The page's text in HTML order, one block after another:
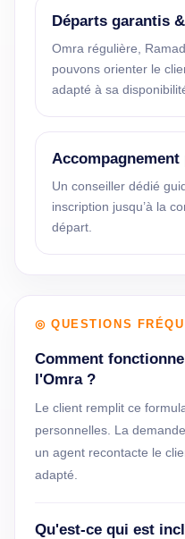
Départs garantis
Omra régulière,
pouvons orienter le
adapté à sa
Un conseiller dédié
inscription jusqu’à la
départ.
◎ QUESTIONS
Comment
l'Omra ?
Le client remplit ce
personnelles. La
un agent recontacte le
adapté.
Qu'est-ce qui est